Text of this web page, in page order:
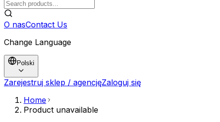
O nasContact Us
Change Language
Polski
Zarejestruj sklep / agencjęZaloguj się
Home
Product unavailable